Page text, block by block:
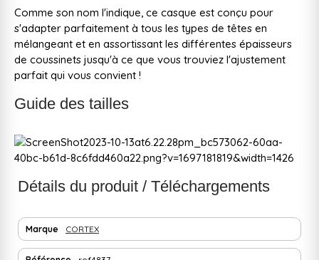
Comme son nom l'indique, ce casque est conçu pour
s'adapter parfaitement à tous les types de têtes en
mélangeant et en assortissant les différentes épaisseurs
de coussinets jusqu'à ce que vous trouviez l'ajustement
parfait qui vous convient !
Guide des tailles
Détails du produit / Téléchargements
Marque CORTEX